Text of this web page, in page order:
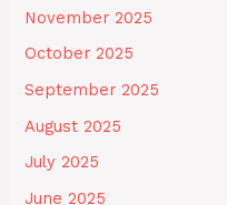
November 2025
October 2025
September 2025
August 2025
July 2025
June 2025